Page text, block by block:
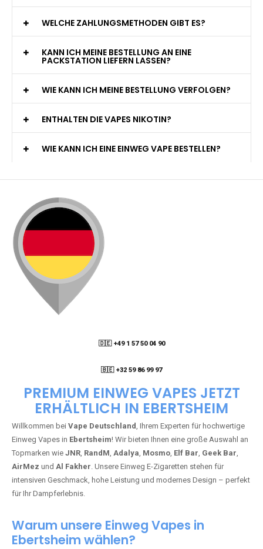
WELCHE ZAHLUNGSMETHODEN GIBT ES?
KANN ICH MEINE BESTELLUNG AN EINE
PACKSTATION LIEFERN LASSEN?
WIE KANN ICH MEINE BESTELLUNG VERFOLGEN?
ENTHALTEN DIE VAPES NIKOTIN?
WIE KANN ICH EINE EINWEG VAPE BESTELLEN?
🇩🇪 +49 1 57 50 04 90
🇧🇪 +32 59 86 99 97
PREMIUM EINWEG VAPES JETZT
ERHÄLTLICH IN EBERTSHEIM
Willkommen bei Vape Deutschland, Ihrem Experten für hochwertige
Einweg Vapes in Ebertsheim! Wir bieten Ihnen eine große Auswahl an
Topmarken wie JNR, RandM, Adalya, Mosmo, Elf Bar, Geek Bar,
AirMez und Al Fakher. Unsere Einweg E-Zigaretten stehen für
intensiven Geschmack, hohe Leistung und modernes Design – perfekt
für Ihr Dampferlebnis.
Warum unsere Einweg Vapes in
Ebertsheim wählen?